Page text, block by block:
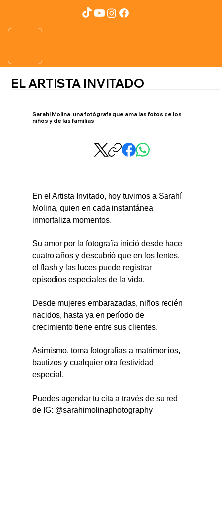
EL ARTISTA INVITADO
Sarahí Molina, una fotógrafa que ama las fotos de los
niños y de las familias
En el Artista Invitado, hoy tuvimos a Sarahí
Molina, quien en cada instantánea
inmortaliza momentos.
Su amor por la fotografía inició desde hace
cuatro años y descubrió que en los lentes,
el flash y las luces puede registrar
episodios especiales de la vida.
Desde mujeres embarazadas, niños recién
nacidos, hasta ya en período de
crecimiento tiene entre sus clientes.
Asimismo, toma fotografías a matrimonios,
bautizos y cualquier otra festividad
especial.
Puedes agendar tu cita a través de su red
de IG: @sarahimolinaphotography